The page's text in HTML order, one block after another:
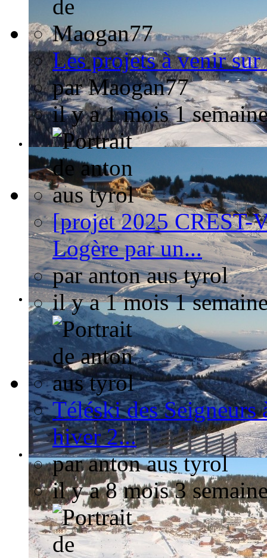
Les projets à venir
parMaogan77
il y a 1 mois 1
[projet 2025 CREST-
Logère par un...
paranton aus tyrol
il y a 1 mois 1
Téléski des Seigneurs
hiver 2...
paranton aus tyrol
il y a 8 mois 3